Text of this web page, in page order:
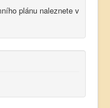
plánu naleznete v